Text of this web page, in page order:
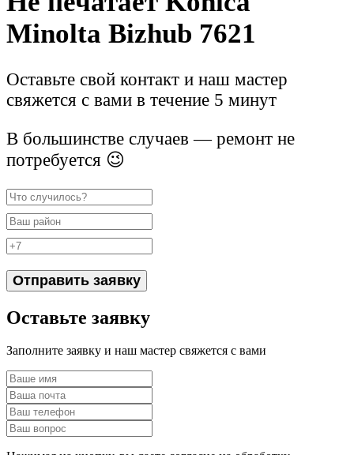
Minolta Bizhub 7621
Оставьте свой контакт и наш мастер
свяжется с вами в течение 5 минут
В большинстве случаев — ремонт не
потребуется 😉
Отправить заявку
Оставьте заявку
Заполните заявку и наш мастер свяжется с вами